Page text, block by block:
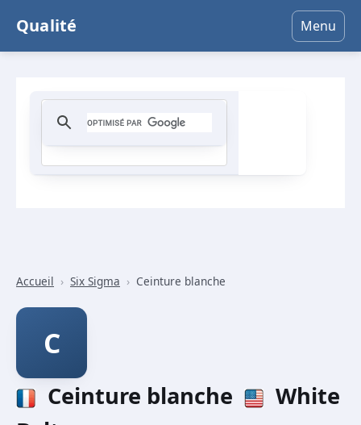
Qualité Menu
Accueil › Six Sigma › Ceinture blanche
C
Ceinture blanche
White